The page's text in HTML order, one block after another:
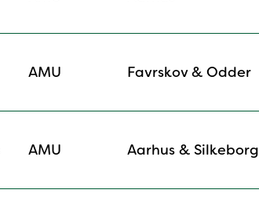
AMU Favrskov & Odder
AMU Aarhus & Silkeborg